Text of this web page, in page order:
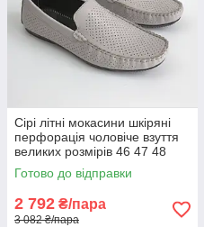
Сірі літні мокасини шкіряні
перфорація чоловіче взуття
великих розмірів 46 47 48
Rosso Avangard BS M4
PerfGrey
Готово до відправки
2 792 ₴/пара
3 082 ₴/пара